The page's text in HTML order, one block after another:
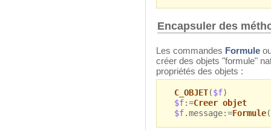
Encapsuler des
Les commandes Formule
créer des objets "formule"
propriétés des objets :
C_OBJET($f)
$f:=Creer objet
$f.message:=Formule(